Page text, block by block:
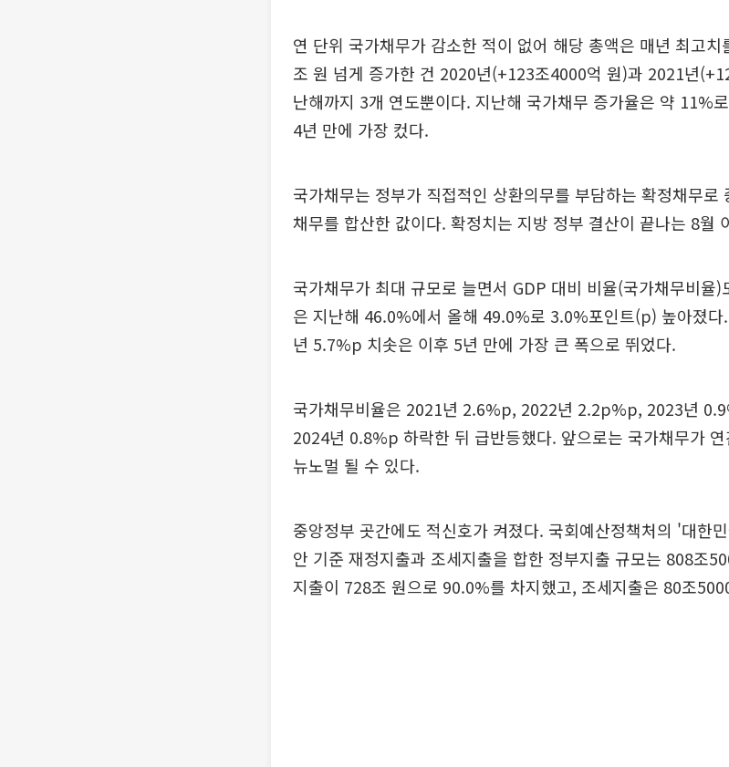
연 단위 국가채무가 감소한 적이 없어 해당 총액은 매년 최고
조 원 넘게 증가한 건 2020년(+123조4000억 원)과 2021년
난해까지 3개 연도뿐이다. 지난해 국가채무 증가율은 약 11%
4년 만에 가장 컸다.
국가채무는 정부가 직접적인 상환의무를 부담하는 확정채무로
채무를 합산한 값이다. 확정치는 지방 정부 결산이 끝나는 8월
국가채무가 최대 규모로 늘면서 GDP 대비 비율(국가채무비율
은 지난해 46.0%에서 올해 49.0%로 3.0%포인트(p) 높아졌
년 5.7%p 치솟은 이후 5년 만에 가장 큰 폭으로 뛰었다.
국가채무비율은 2021년 2.6%p, 2022년 2.2p%p, 2023년
2024년 0.8%p 하락한 뒤 급반등했다. 앞으로는 국가채무가
뉴노멀 될 수 있다.
중앙정부 곳간에도 적신호가 켜졌다. 국회예산정책처의 '대한
안 기준 재정지출과 조세지출을 합한 정부지출 규모는 808조
지출이 728조 원으로 90.0%를 차지했고, 조세지출은 80조